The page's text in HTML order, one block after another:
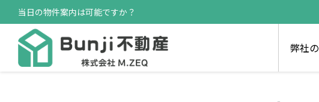
当日の物件案内は可能ですか？
弊社